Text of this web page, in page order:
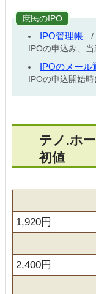
庶民のIPO
IPO管理帳 /
IPOの申込み、当
IPOのメール
IPOの申込開始時
テノ.ホ
初値
1,920円
2,400円